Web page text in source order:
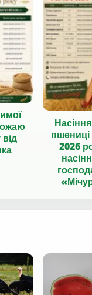
2026